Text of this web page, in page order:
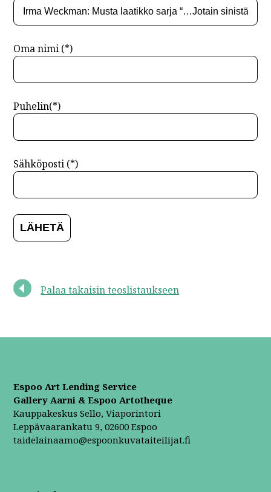
Oma nimi (*)
Puhelin(*)
Sähköposti (*)
Palaa takaisin teoslistaukseen
Espoo Art Lending Service
Gallery Aarni & Espoo Artotheque
Kauppakeskus Sello, Viaporintori
Leppävaarankatu 9, 02600 Espoo
taidelainaamo@espoonkuvataiteilijat.fi